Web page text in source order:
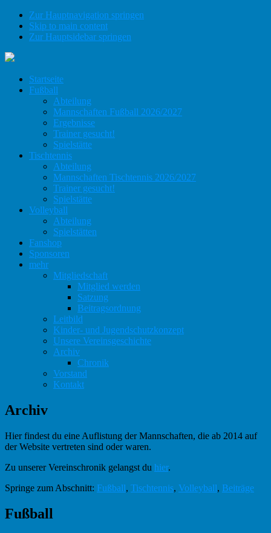
Zur Hauptnavigation springen
Skip to main content
Zur Hauptsidebar springen
Startseite
Fußball
Abteilung
Mannschaften Fußball 2026/2027
Ergebnisse
Trainer gesucht!
Spielstätte
Tischtennis
Abteilung
Mannschaften Tischtennis 2026/2027
Trainer gesucht!
Spielstätte
Volleyball
Abteilung
Spielstätten
Fanshop
Sponsoren
mehr
Mitgliedschaft
Mitglied werden
Satzung
Beitragsordnung
Leitbild
Kinder- und Jugendschutzkonzept
Unsere Vereinsgeschichte
Archiv
Chronik
Vorstand
Kontakt
Archiv
Hier findest du eine Auflistung der Mannschaften, die ab 2014 auf
der Website vertreten sind oder waren.
Zu unserer Vereinschronik gelangst du hier.
Springe zum Abschnitt: Fußball, Tischtennis, Volleyball, Beiträge
Fußball